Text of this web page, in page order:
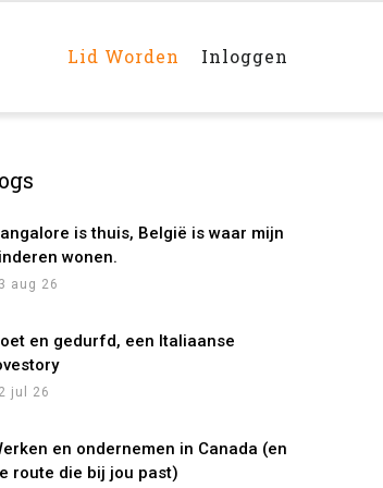
Main
rechts
Lid Worden Inloggen
is thuis, België is waar mijn
wonen.
aug 26
en gedurfd, een Italiaanse
jul 26
en ondernemen in Canada (en
route die bij jou past)